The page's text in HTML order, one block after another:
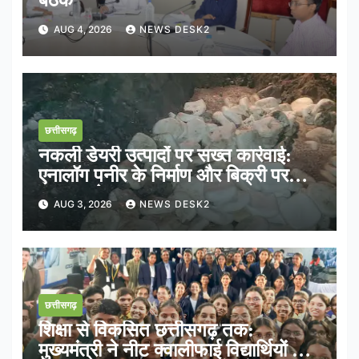
AUG 4, 2026 NEWS DESK2
छत्तीसगढ़
नकली डेयरी उत्पादों पर सख्त कार्रवाई:
एनालॉग पनीर के निर्माण और बिक्री पर
तत्काल रोक
AUG 3, 2026 NEWS DESK2
छत्तीसगढ़
शिक्षा से विकसित छत्तीसगढ़ तक:
मुख्यमंत्री ने नीट क्वालीफाई विद्यार्थियों के